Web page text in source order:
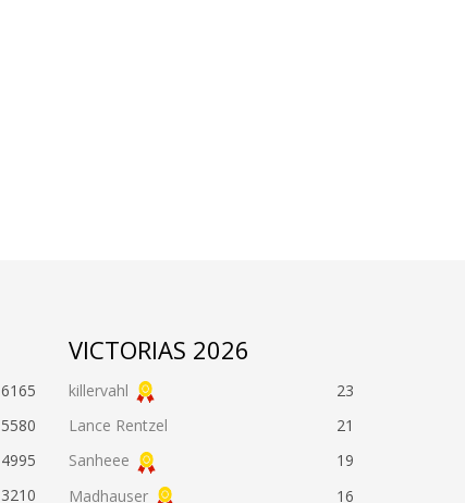
6165
5580
4995
3210
VICTORIAS 2026
killervahl
23
Lance Rentzel
21
Sanheee
19
Madhauser
16